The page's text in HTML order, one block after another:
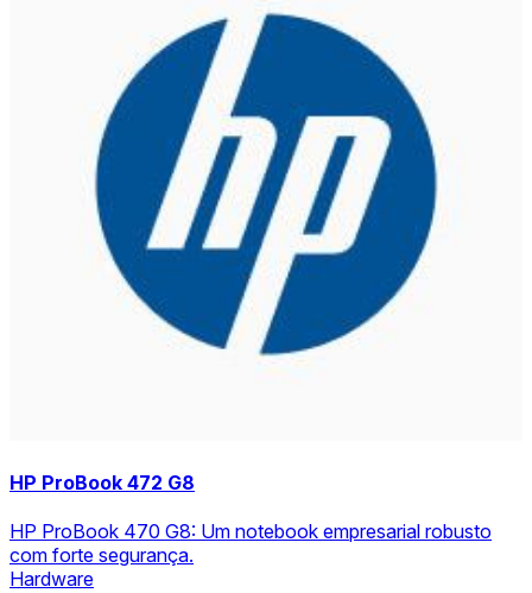
HP ProBook 472 G8
HP ProBook 470 G8: Um notebook empresarial robusto
com forte segurança.
Hardware